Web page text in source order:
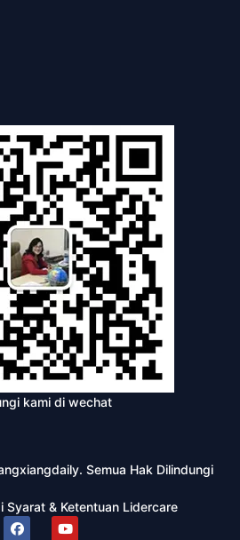
kami di wechat
Semua Hak Dilindungi
Syarat & Ketentuan Lidercare